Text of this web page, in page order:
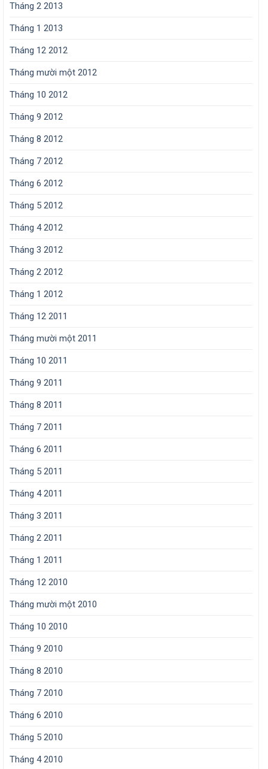
Tháng 2 2013
Tháng 1 2013
Tháng 12 2012
Tháng mười một 2012
Tháng 10 2012
Tháng 9 2012
Tháng 8 2012
Tháng 7 2012
Tháng 6 2012
Tháng 5 2012
Tháng 4 2012
Tháng 3 2012
Tháng 2 2012
Tháng 1 2012
Tháng 12 2011
Tháng mười một 2011
Tháng 10 2011
Tháng 9 2011
Tháng 8 2011
Tháng 7 2011
Tháng 6 2011
Tháng 5 2011
Tháng 4 2011
Tháng 3 2011
Tháng 2 2011
Tháng 1 2011
Tháng 12 2010
Tháng mười một 2010
Tháng 10 2010
Tháng 9 2010
Tháng 8 2010
Tháng 7 2010
Tháng 6 2010
Tháng 5 2010
Tháng 4 2010